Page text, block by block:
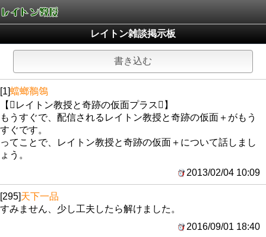
レイトン雑談掲示板
書き込む
[1]蟷螂鶺鴒
【レイトン教授と奇跡の仮面プラス】
もうすぐで、配信されるレイトン教授と奇跡の仮面＋がもう
すぐです。
ってことで、レイトン教授と奇跡の仮面＋について話しまし
ょう。
2013/02/04 10:09
[295]天下一品
すみません、少し工夫したら解けました。
2016/09/01 18:40